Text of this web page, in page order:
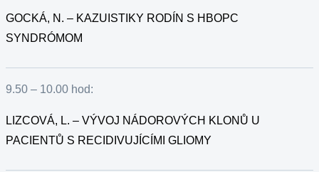
GOCKÁ, N. – KAZUISTIKY RODÍN S HBOPC
SYNDRÓMOM
9.50 – 10.00 hod:
LIZCOVÁ, L. – VÝVOJ NÁDOROVÝCH KLONŮ U
PACIENTŮ S RECIDIVUJÍCÍMI GLIOMY